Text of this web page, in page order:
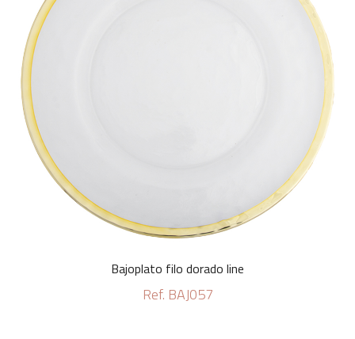
Bajoplato filo dorado line
Ref. BAJ057